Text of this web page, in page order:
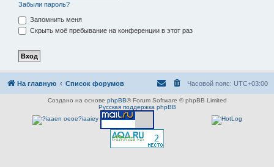
Забыли пароль?
Запомнить меня
Скрыть моё пребывание на конференции в этот раз
На главную Список форумов Часовой пояс: UTC+03:00
Создано на основе phpBB® Forum Software © phpBB Limited
Русская поддержка phpBB